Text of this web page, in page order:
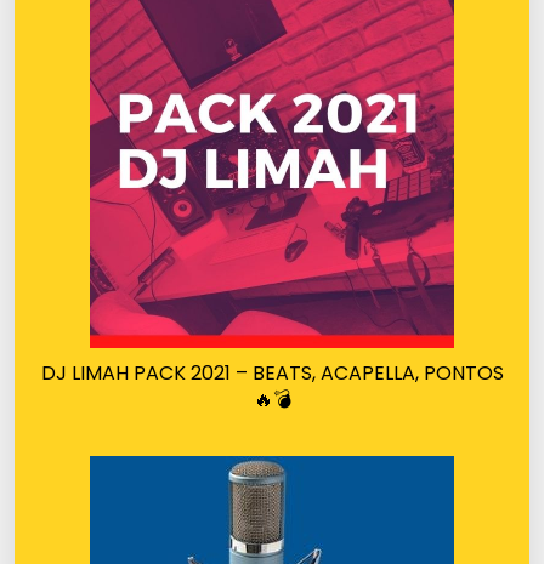
DJ LIMAH PACK 2021 – BEATS, ACAPELLA, PONTOS
🔥💣